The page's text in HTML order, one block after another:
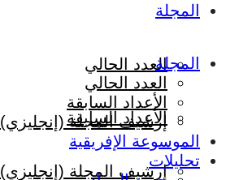
المجلة
العدد الحالي
الأعداد السابقة
إرشيف المجلة (إنجليزي)
المجلة
العدد الحالي
الأعداد السابقة
إرشيف المجلة (إنجليزي)
الموسوعة الإفريقية
تحليلات